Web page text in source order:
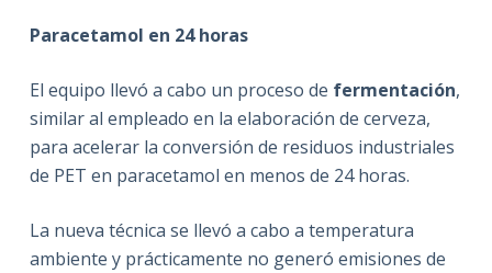
Paracetamol en 24 horas
El equipo llevó a cabo un proceso de fermentación,
similar al empleado en la elaboración de cerveza,
para acelerar la conversión de residuos industriales
de PET en paracetamol en menos de 24 horas.
La nueva técnica se llevó a cabo a temperatura
ambiente y prácticamente no generó emisiones de